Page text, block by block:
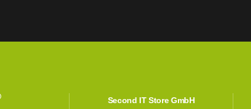
Second IT Store GmbH